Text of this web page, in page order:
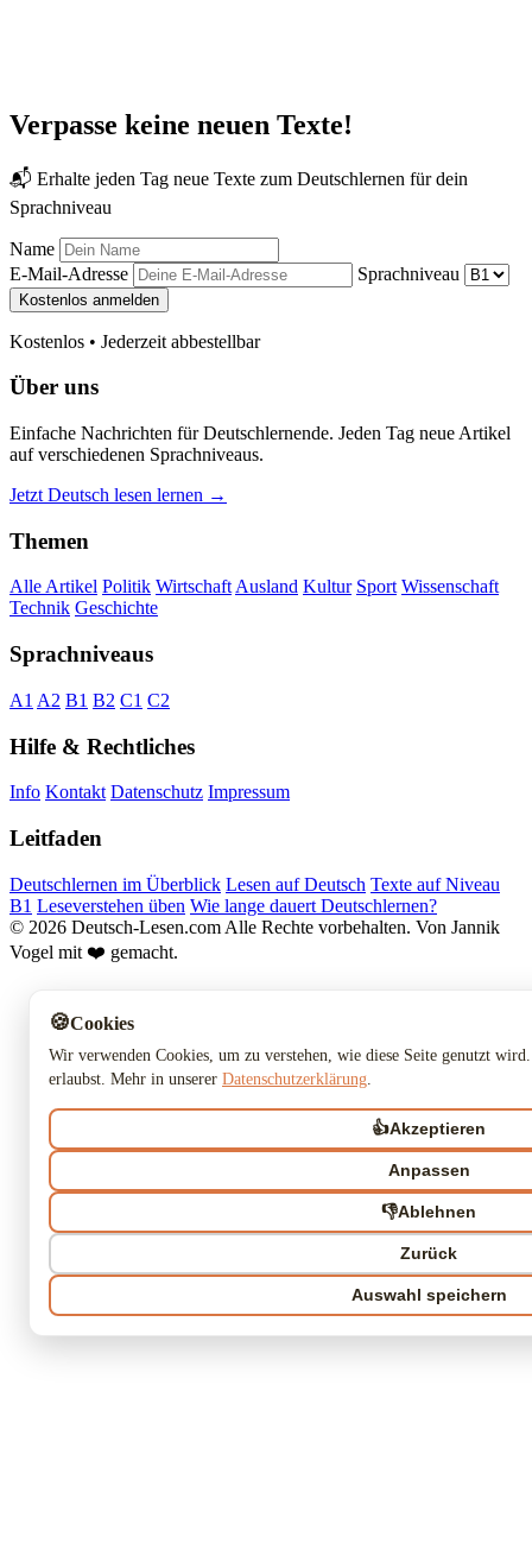
Verpasse keine neuen Texte!
📬 Erhalte jeden Tag neue Texte zum Deutschlernen für dein
Sprachniveau
Name
E-Mail-Adresse
Sprachniveau
Kostenlos anmelden
Kostenlos • Jederzeit abbestellbar
Über uns
Einfache Nachrichten für Deutschlernende. Jeden Tag neue Artikel
auf verschiedenen Sprachniveaus.
Jetzt Deutsch lesen lernen →
Themen
Alle Artikel Politik WirtschaftAusland Kultur Sport Wissenschaft
Technik Geschichte
Sprachniveaus
A1 A2 B1 B2 C1 C2
Hilfe & Rechtliches
Info Kontakt Datenschutz Impressum
Leitfaden
Deutschlernen im Überblick Lesen auf Deutsch Texte auf Niveau
B1 Leseverstehen üben Wie lange dauert Deutschlernen?
© 2026 Deutsch-Lesen.com Alle Rechte vorbehalten. Von Jannik
Vogel mit ❤️ gemacht.
🍪Cookies
Wir verwenden Cookies, um zu verstehen, wie diese Seite genutzt
erlaubst. Mehr in unserer Datenschutzerklärung.
👍Akzeptieren
Anpassen
👎Ablehnen
Zurück
Auswahl speichern